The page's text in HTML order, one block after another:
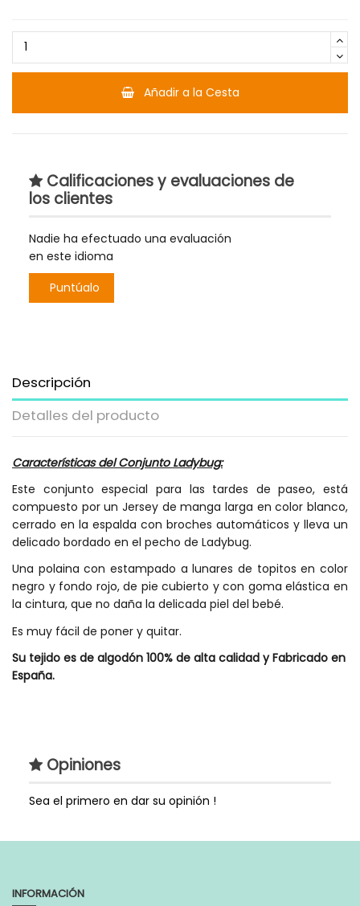
Añadir a la Cesta
Calificaciones y evaluaciones de
los clientes
Nadie ha efectuado una evaluación
en este idioma
Puntúalo
Descripción
Detalles del producto
Características del Conjunto Ladybug:
Este conjunto especial para las tardes de paseo, está
compuesto por un Jersey de manga larga en color blanco,
cerrado en la espalda con broches automáticos y lleva un
delicado bordado en el pecho de Ladybug.
Una polaina con estampado a lunares de topitos en color
negro y fondo rojo, de pie cubierto y con goma elástica en
la cintura, que no daña la delicada piel del bebé.
Es muy fácil de poner y quitar.
Su tejido es de algodón 100% de alta calidad y Fabricado en
España.
Estilo de Regalo
Genero
Niña
agregar a cualquiera de las
Opiniones
Sea el primero en dar su opinión !
INFORMACIÓN